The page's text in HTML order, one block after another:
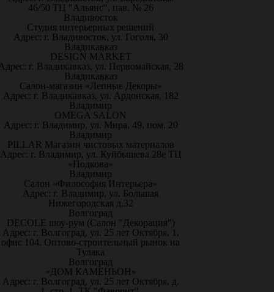
46/50 ТЦ "Альянс", пав. № 26
Владивосток
Студия интерьерных решений
Адрес: г. Владивосток, ул. Гоголя, 30
Владикавказ
DESIGN MARKET
г. Владикавказ, ул. Первомайская, 28
Владикавказ
Салон-магазин «Лепные Декоры»
Адрес: г. Владикавказ, ул. Ардонская, 182
Владимир
OMEGA SALON
Адрес: г. Владимир, ул. Мира, 49, пом. 20
Владимир
PILLAR Магазин чистовых материалов
Адрес: г. Владимир, ул. Куйбышева 28е ТЦ
«Подкова»
Владимир
Салон «Философия Интерьера»
Адрес: г. Владимир, ул. Большая
Нижегородская д.32
Волгоград
DECOLE шоу-рум (Салон "Декорация")
Адрес: г. Волгоград, ул. 25 лет Октября, 1,
офис 104. Оптово-строительный рынок на
Тулака
Волгоград
«ДОМ КАМЕНЬОН»
Адрес: г. Волгоград, ул. 25 лет Октября, д.